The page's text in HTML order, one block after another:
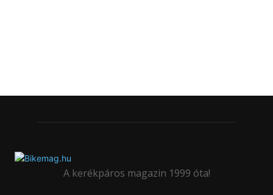
A kerékpáros magazin 1999 óta!